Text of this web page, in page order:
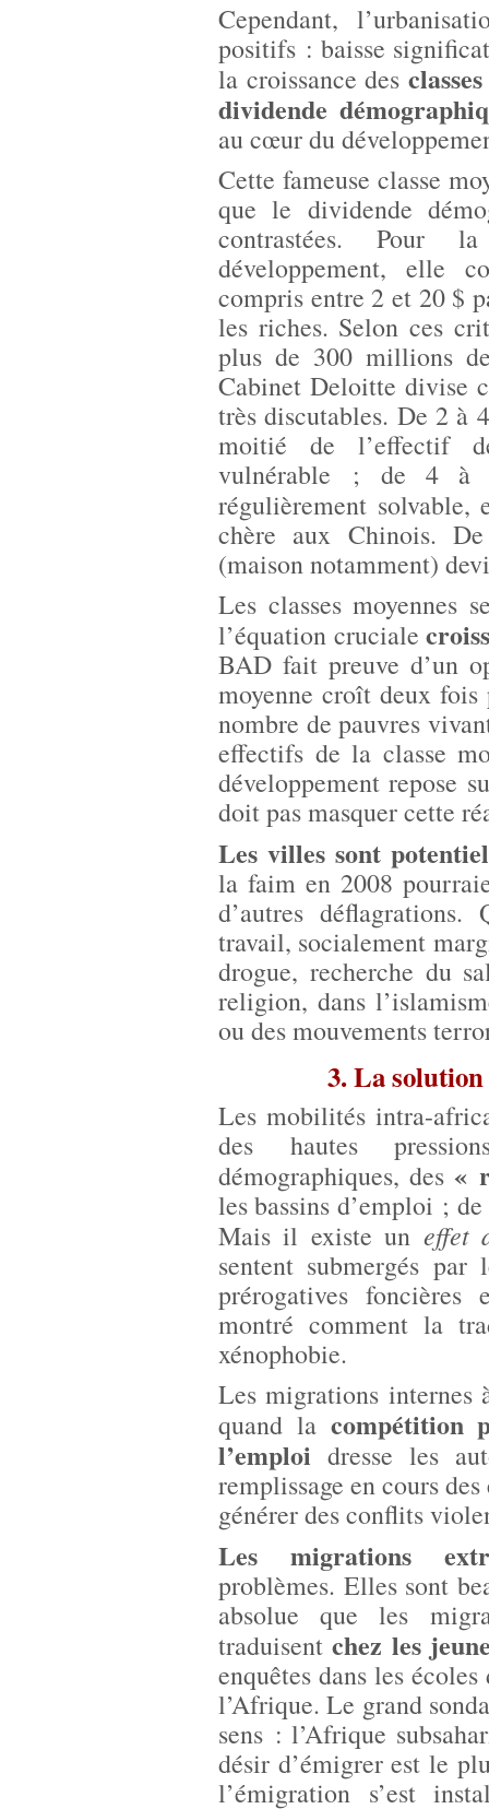
Cependant,
positifs : baisse
la croissance des
dividende
au cœur du
Cette fameuse classe
que le dividende
contrastées. Pour
développement, elle
compris entre 2 et 20 $
les riches. Selon ces
plus de 300 millions
Cabinet Deloitte divise
très discutables. De 2 à
moitié de l’effectif
vulnérable ; de 4 à
régulièrement
chère aux Chinois.
(maison notamment)
Les classes moyennes
l’équation cruciale
BAD fait preuve d’un
moyenne croît deux
nombre de pauvres
effectifs de la classe
développement repose
doit pas masquer cette
Les villes sont
la faim en 2008
d’autres
travail, socialement
drogue, recherche du
religion, dans
ou des mouvements
3. La
Les mobilités intra-
des hautes
démographiques, des «
les bassins d’emploi ;
Mais il existe un effet
sentent submergés
prérogatives
montré comment la
xénophobie.
Les migrations internes
quand la compétition
l’emploi dresse les
remplissage en cours
générer des conflits
Les migrations
problèmes. Elles sont
absolue que les
traduisentchez les
enquêtes dans les
l’Afrique. Le grand
sens : l’Afrique
désir d’émigrer est le
l’émigration s’est